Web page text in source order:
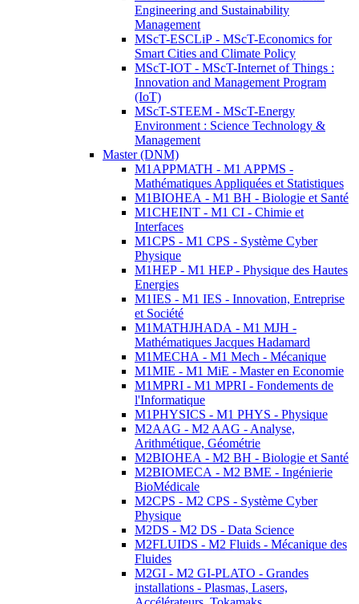
Engineering and Sustainability
Management
MScT-ESCLiP - MScT-Economics for
Smart Cities and Climate Policy
MScT-IOT - MScT-Internet of Things :
Innovation and Management Program
(IoT)
MScT-STEEM - MScT-Energy
Environment : Science Technology &
Management
Master (DNM)
M1APPMATH - M1 APPMS -
Mathématiques Appliquées et Statistiques
M1BIOHEA - M1 BH - Biologie et Santé
M1CHEINT - M1 CI - Chimie et
Interfaces
M1CPS - M1 CPS - Système Cyber
Physique
M1HEP - M1 HEP - Physique des Hautes
Energies
M1IES - M1 IES - Innovation, Entreprise
et Société
M1MATHJHADA - M1 MJH -
Mathématiques Jacques Hadamard
M1MECHA - M1 Mech - Mécanique
M1MIE - M1 MiE - Master en Economie
M1MPRI - M1 MPRI - Fondements de
l'Informatique
M1PHYSICS - M1 PHYS - Physique
M2AAG - M2 AAG - Analyse,
Arithmétique, Géométrie
M2BIOHEA - M2 BH - Biologie et Santé
M2BIOMECA - M2 BME - Ingénierie
BioMédicale
M2CPS - M2 CPS - Système Cyber
Physique
M2DS - M2 DS - Data Science
M2FLUIDS - M2 Fluids - Mécanique des
Fluides
M2GI - M2 GI-PLATO - Grandes
installations - Plasmas, Lasers,